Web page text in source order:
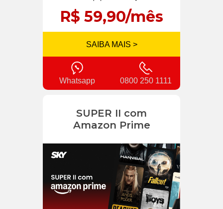
R$ 59,90/mês
SAIBA MAIS >
Whatsapp 0800 250 1111
SUPER II com
Amazon Prime